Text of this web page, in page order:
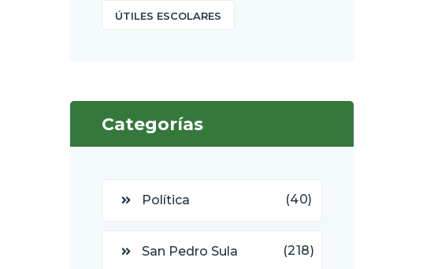
ÚTILES ESCOLARES
Categorías
Política (40)
San Pedro Sula (218)